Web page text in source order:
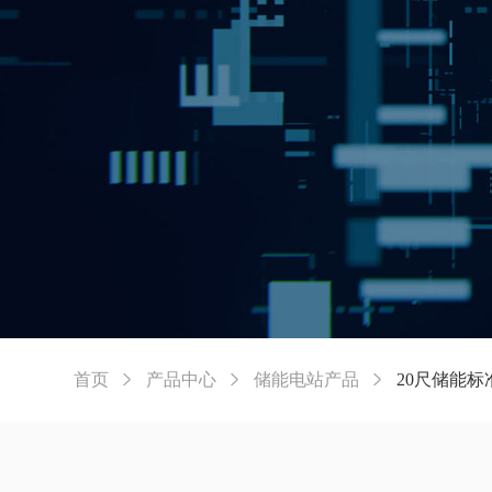
首页  产品中心  储能电站产品  20尺储能标